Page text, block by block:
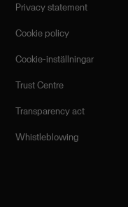
Privacy statement
Cookie policy
Cookie-inställningar
Trust Centre
Transparency act
Whistleblowing